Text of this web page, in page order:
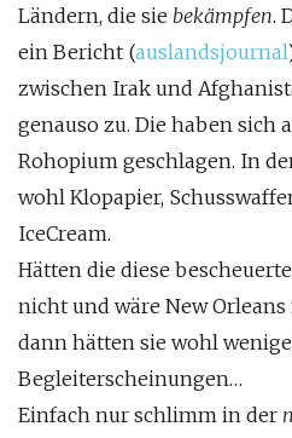
Ländern, die sie bekämpfen.
ein Bericht (auslandsjournal
zwischen Irak und
genauso zu. Die haben sich
Rohopium geschlagen. In
wohl Klopapier,
IceCream.
Hätten die diese
nicht und wäre New Orleans
dann hätten sie wohl
Begleiterscheinungen…
Einfach nur schlimm in der